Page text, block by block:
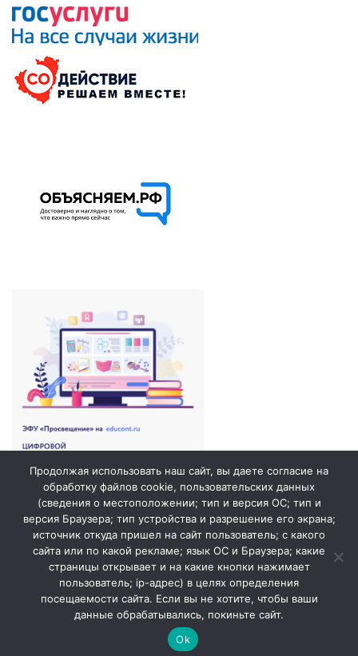
© 2026. ГБОУ СОШ №1 города Похвистнево /
Продолжая использовать наш сайт, вы даете согласие на
обработку файлов cookie, пользовательских данных
(сведения о местоположении; тип и версия ОС; тип и
версия Браузера; тип устройства и разрешение его экрана;
источник откуда пришел на сайт пользователь; с какого
сайта или по какой рекламе; язык ОС и Браузера; какие
страницы открывает и на какие кнопки нажимает
пользователь; ip-адрес) в целях определения
посещаемости сайта. Если вы не хотите, чтобы ваши
данные обрабатывались, покиньте сайт.
Ok